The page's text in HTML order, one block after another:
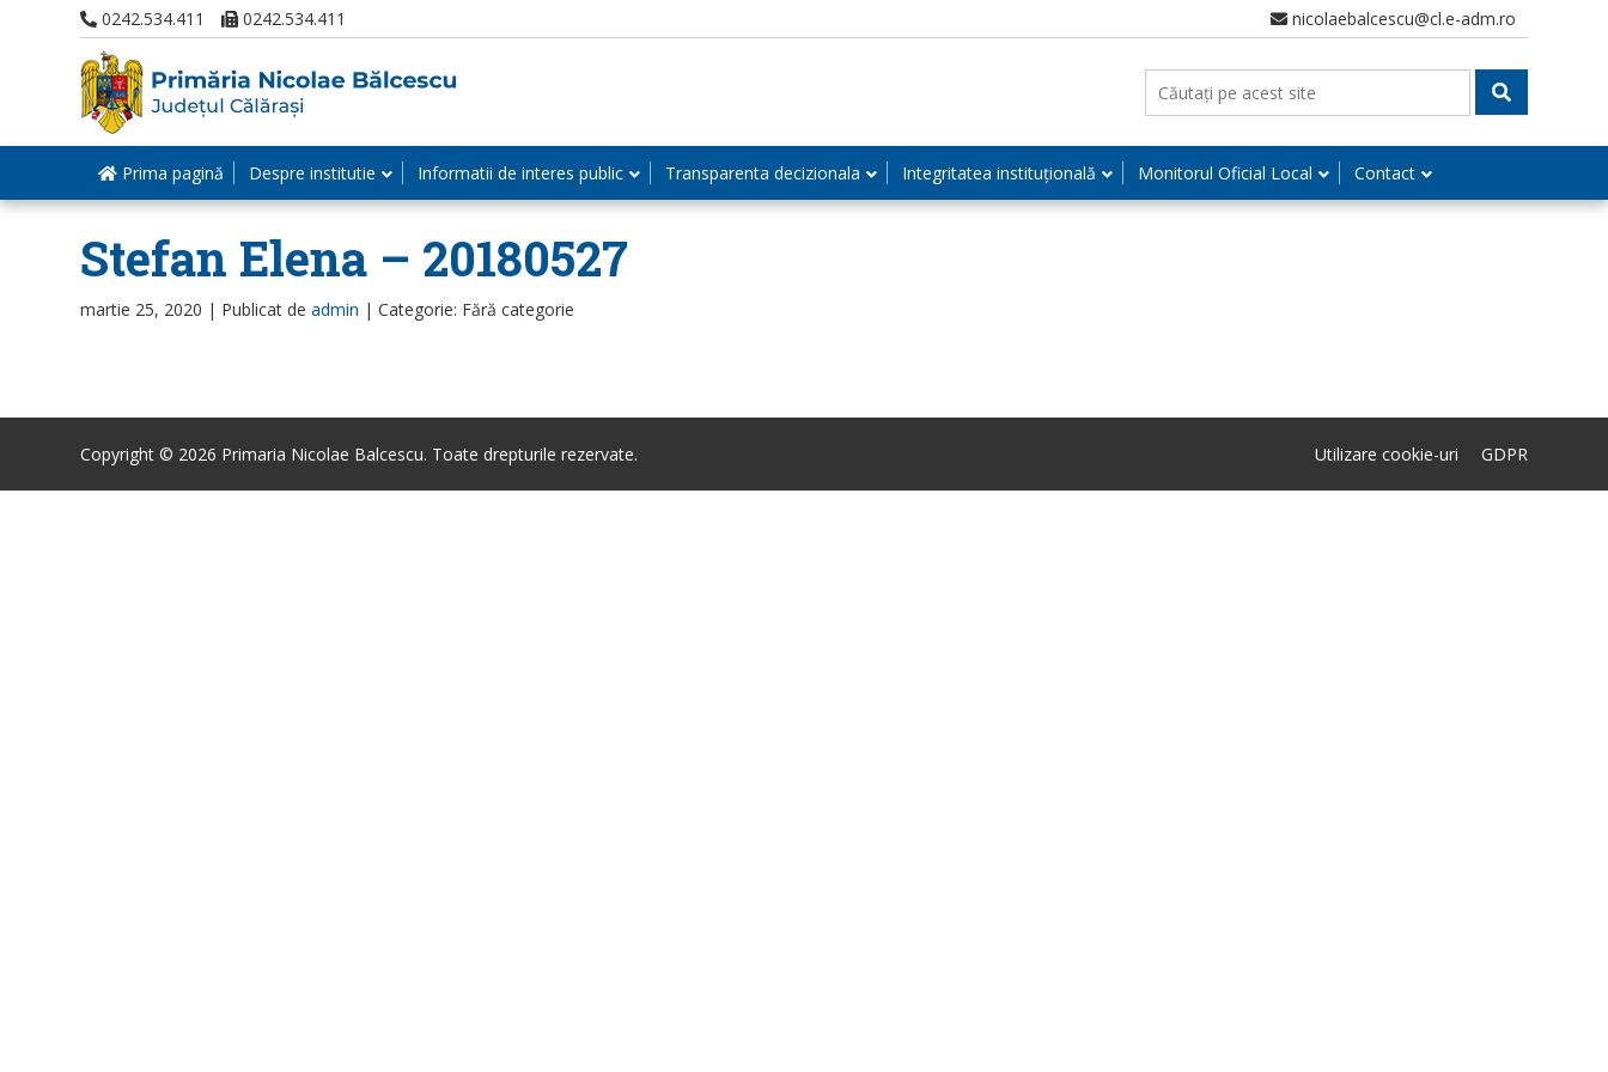
0242.534.411 0242.534.411 nicolaebalcescu@cl.e-adm.ro
Prima pagină Despre institutie Informatii de interes public Transparenta decizionala Integritatea instituțională Monitorul Oficial Local Contact
Stefan Elena – 20180527
martie 25, 2020 | Publicat de admin | Categorie: Fără categorie
Copyright © 2026 Primaria Nicolae Balcescu. Toate drepturile rezervate. Utilizare cookie-uri GDPR